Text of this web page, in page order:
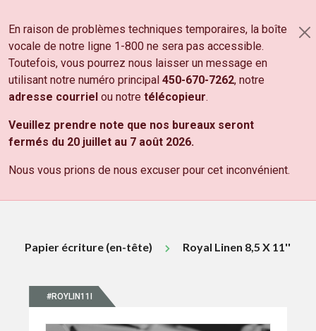
En raison de problèmes techniques temporaires, la boîte
vocale de notre ligne 1-800 ne sera pas accessible.
Toutefois, vous pourrez nous laisser un message en
utilisant notre numéro principal 450-670-7262, notre
adresse courriel ou notre télécopieur.
Veuillez prendre note que nos bureaux seront
fermés du 20 juillet au 7 août 2026.
Nous vous prions de nous excuser pour cet inconvénient.
NOS PRODUITS
PANIER
DÉCOUVREZ NOSPRODUITS
Tous les prix sont sujets à changements sans préavis.
Les prix indiqués sont sujets aux taxes de vente fédérale
et provinciale.
Papier écriture (en-tête) Royal Linen 8,5 X 11''
#ROYLIN11I